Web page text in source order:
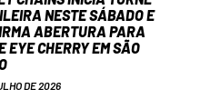
NESTE SÁBADO E
ABERTURA PARA
EYE CHERRY EM SÃO
DE 2026